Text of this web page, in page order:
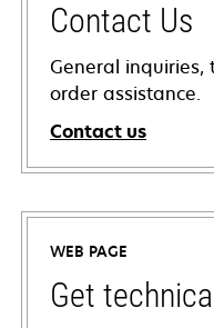
Contact Us
General
order assistance.
Contact us
WEB PAGE
Get